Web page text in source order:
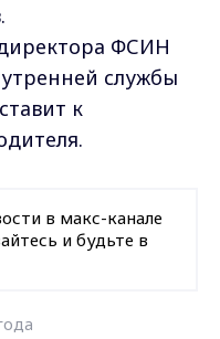
ФСИН
службы
к
в макс-канале
и будьте в